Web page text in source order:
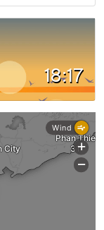
18:17